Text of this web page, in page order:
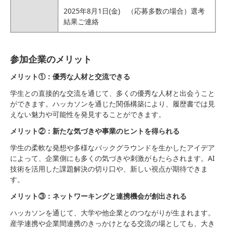
2025年8月1日(金) （応募多数の場合）選考
結果ご連絡
参加企業のメリット
メリット①：優秀な人材と交流できる
学生との直接的な交流を通じて、多くの優秀な人材と出会うこと
ができます。ハッカソンを通じた関係構築により、履歴書では見
えない魅力や可能性を発見することができます。
メリット②：新たな気づきや事業のヒントを得られる
学生の柔軟な発想や多様なバックグラウンドを生かしたアイデア
によって、企業側にも多くの気づきや刺激がもたらされます。AI
技術を活用した課題解決の切り口や、新しい視点が期待できま
す。
メリット③：ネットワーキングと連携機会が創出される
ハッカソンを通じて、大学や他企業とのつながりが生まれます。
産学連携や企業間連携のきっかけとなる交流の場としても、大き